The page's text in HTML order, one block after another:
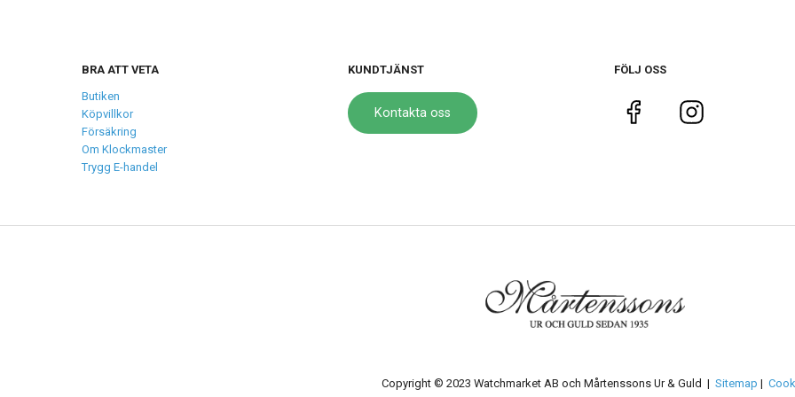
BRA ATT VETA
Butiken
Köpvillkor
Försäkring
Om Klockmaster
Trygg E-handel
KUNDTJÄNST
Kontakta oss
FÖLJ OSS
Copyright © 2023 Watchmarket AB och Mårtenssons Ur & Guld | Sitemap |